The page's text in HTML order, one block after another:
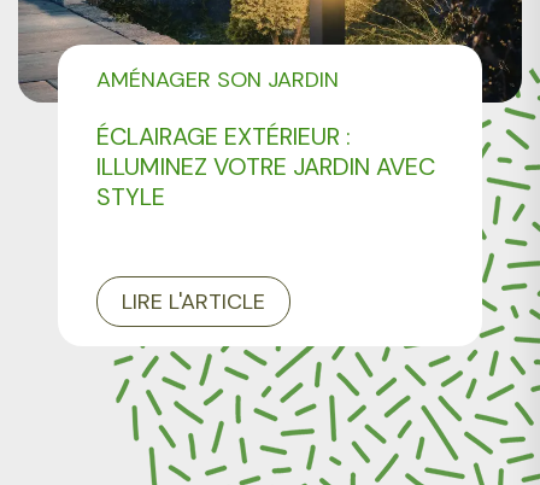
ÉCLAIRAGE EXTÉRIEUR :
ILLUMINEZ VOTRE JARDIN AVEC
STYLE
AMÉNAGER SON JARDIN
LIRE L'ARTICLE